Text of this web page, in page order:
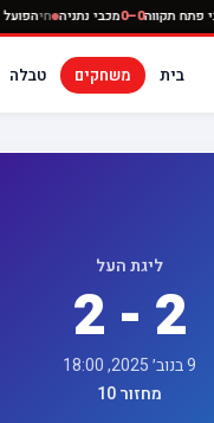
חימכבי פתח תקווה 0–0 מכבי נתניה
בית משחקים טבלה
ליגת העל
2 - 2
9 בנוב׳ 2025, 18:00
מחזור 10